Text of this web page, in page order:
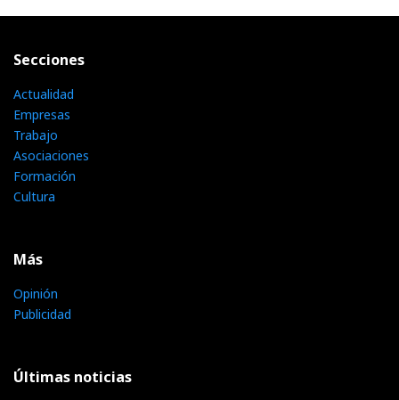
Secciones
Actualidad
Empresas
Trabajo
Asociaciones
Formación
Cultura
Más
Opinión
Publicidad
Últimas noticias